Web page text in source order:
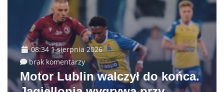
08:34 1 sierpnia 2026
brak komentarzy
Motor Lublin walczył do końca.